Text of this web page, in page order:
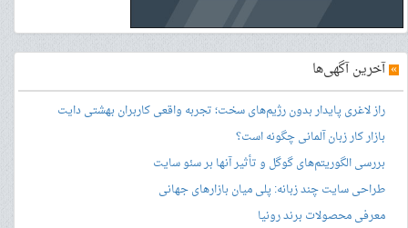
»آخرین آگهی‌ها
راز لاغری پایدار بدون رژیم‌های سخت؛ تجربه واقعی کاربران بهشتی دایت
بازار کار زبان آلمانی چگونه است؟
بررسی الگوریتم‌های گوگل و تأثیر آنها بر سئو سایت
طراحی سایت چند زبانه: پلی میان بازارهای جهانی
معرفی محصولات برند رونیا